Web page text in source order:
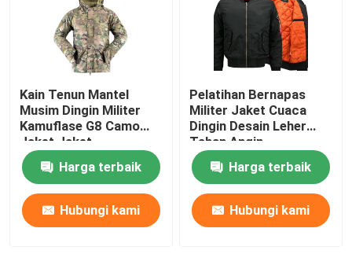
Kain Tenun Mantel
Musim Dingin Militer
Kamuflase G8 Camo
Jaket Jaket
Harga terbaik
Hubungi kami
Pelatihan Bernapas
Militer Jaket Cuaca
Dingin Desain Leher
Tahan Angin
Harga terbaik
Hubungi kami